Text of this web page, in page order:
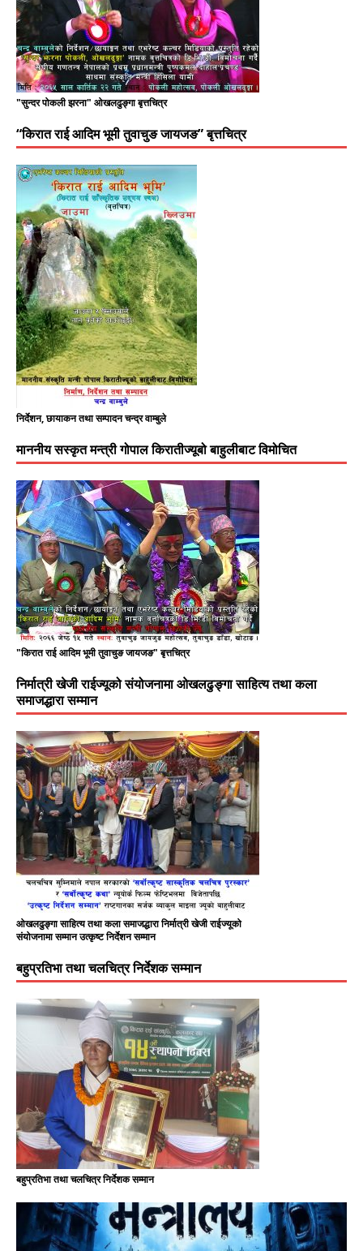
"सुन्दर पोकली झरना" ओखलढुङ्गा बृत्तचित्र
“किरात राई आदिम भूमी तुवाचुङ जायजङ” बृत्तचित्र
निर्देशन, छायाकन तथा सम्पादन चन्द्र वाम्बुले
माननीय सस्कृत मन्त्री गोपाल किरातीज्यूबो बाहुलीबाट विमोचित
"किरात राई आदिम भूमी तुवाचुङ जायजङ" बृत्तचित्र
निर्मात्री खेजी राईज्यूको संयोजनामा ओखलढुङ्गा साहित्य तथा कला
समाजद्धारा सम्मान
ओखलढुङ्गा साहित्य तथा कला समाजद्धारा निर्मात्री खेजी राईज्यूको
संयोजनामा सम्मान उत्कृष्ट निर्देशन सम्मान
बहुप्रतिभा तथा चलचित्र निर्देशक सम्मान
बहुप्रतिभा तथा चलचित्र निर्देशक सम्मान
Nirmal Purja: The Legendary
हिमालले चिनाएको निम्स दाई हिमालमै अस्ताए
सरकारको कमजोरी भएको भन्दै प्रधानमन्त्री